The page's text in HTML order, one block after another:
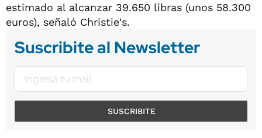
estimado al alcanzar 39.650 libras (unos 58.300
euros), señaló Christie's.
Suscribite al Newsletter
SUSCRIBITE